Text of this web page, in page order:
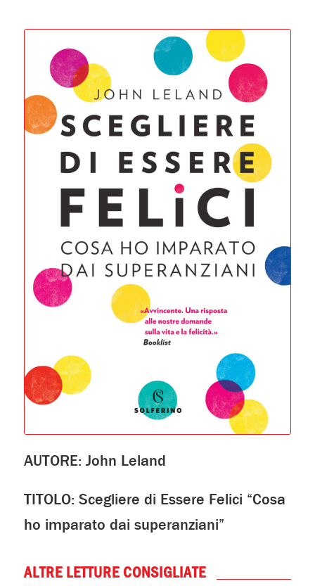
AUTORE: John Leland
TITOLO: Scegliere di Essere Felici “Cosa
ho imparato dai superanziani”
ALTRE LETTURE CONSIGLIATE